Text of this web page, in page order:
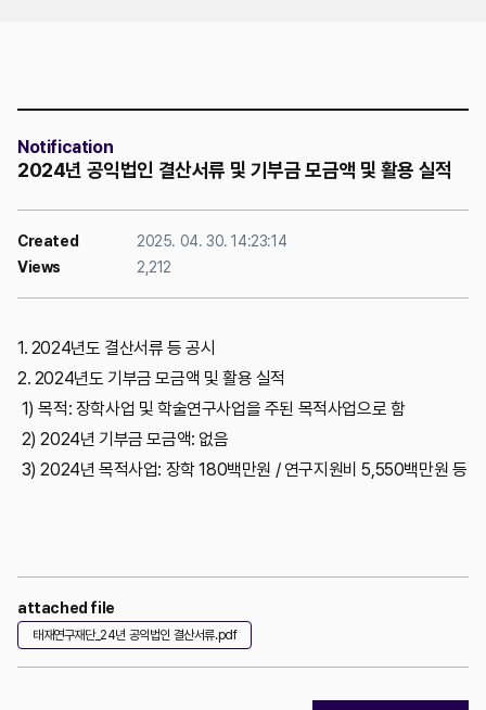
Notification
2024년 공익법인 결산서류 및 기부금 모금액 및 활용 실적
Created
2025. 04. 30. 14:23:14
Views
2,212
1. 2024년도 결산서류 등 공시
2. 2024년도 기부금 모금액 및 활용 실적
1) 목적: 장학사업 및 학술연구사업을 주된 목적사업으로 함
2) 2024년 기부금 모금액: 없음
3) 2024년 목적사업: 장학 180백만원 / 연구지원비 5,550백만원 등
attached file
태재연구재단_24년 공익법인 결산서류.pdf